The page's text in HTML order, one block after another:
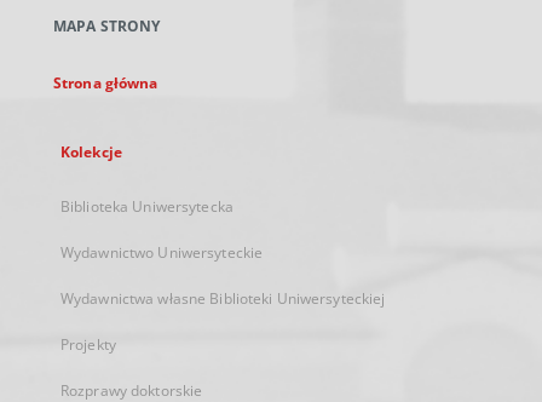
karcie
MAPA STRONY
Strona główna
Kolekcje
Biblioteka Uniwersytecka
Wydawnictwo Uniwersyteckie
Wydawnictwa własne Biblioteki Uniwersyteckiej
Projekty
Rozprawy doktorskie